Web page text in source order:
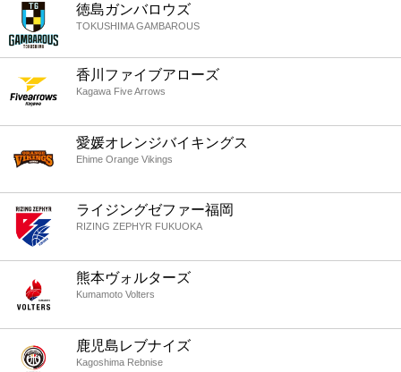
徳島ガンバロウズ
TOKUSHIMA GAMBAROUS
香川ファイブアローズ
Kagawa Five Arrows
愛媛オレンジバイキングス
Ehime Orange Vikings
ライジングゼファー福岡
RIZING ZEPHYR FUKUOKA
熊本ヴォルターズ
Kumamoto Volters
鹿児島レブナイズ
Kagoshima Rebnise